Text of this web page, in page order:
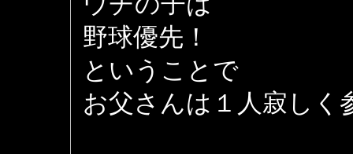
野球優先！
ということで
お父さんは１人寂しく